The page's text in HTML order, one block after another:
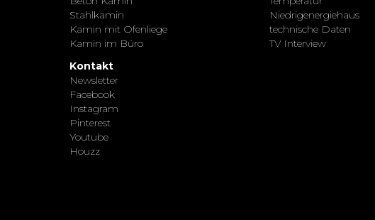
Stahlkamin
Kamin mit Ofenliege
Kamin im Büro
Niedrigenergiehaus
technische Daten
TV Interview
Kontakt
Newsletter
Facebook
Instagram
Pinterest
Youtube
Houzz